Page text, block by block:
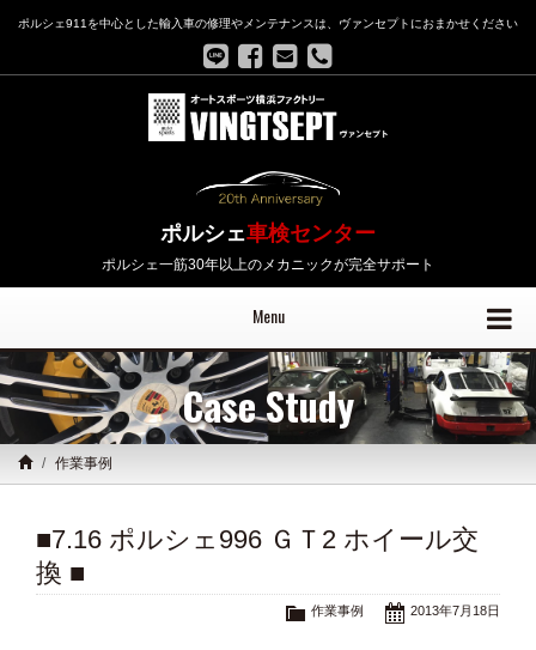
ポルシェ911を中心とした輸入車の修理やメンテナンスは、ヴァンセプトにおまかせください
ポルシェ車検センター
ポルシェ一筋30年以上のメカニックが完全サポート
Menu
Case Study
作業事例
■7.16 ポルシェ996 ＧＴ2 ホイール交
換 ■
2013年7月18日
作業事例